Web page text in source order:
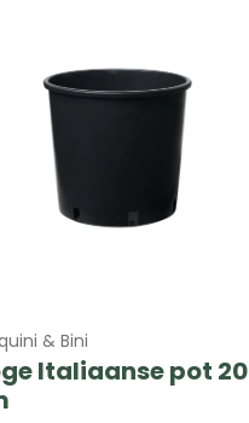
& Bini
Italiaanse pot 20